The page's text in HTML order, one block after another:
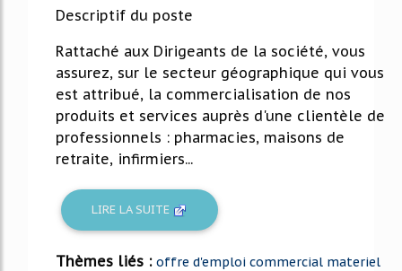
Descriptif du poste
Rattaché aux Dirigeants de la société, vous
assurez, sur le secteur géographique qui vous
est attribué, la commercialisation de nos
produits et services auprès d'une clientèle de
professionnels : pharmacies, maisons de
retraite, infirmiers...
LIRE LA SUITE
Thèmes liés : offre d'emploi commercial materiel